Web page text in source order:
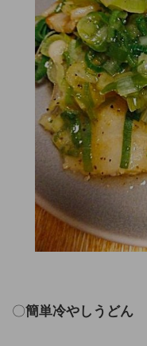
〇簡単冷やしうどん